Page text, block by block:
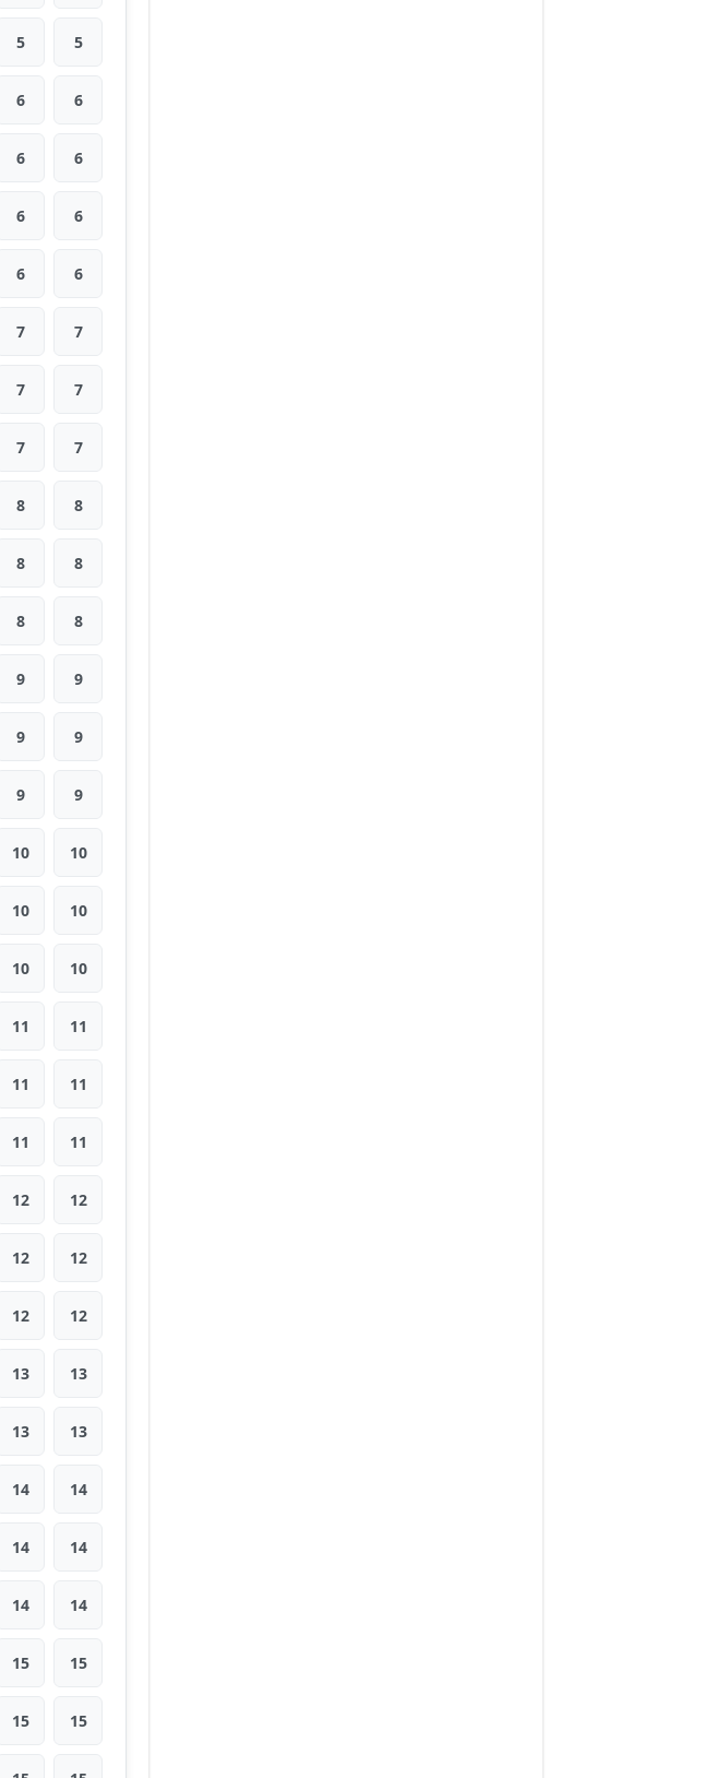
5 5
6 6
6 6
6 6
6 6
7 7
7 7
7 7
8 8
8 8
8 8
9 9
9 9
9 9
10 10
10 10
10 10
11 11
11 11
11 11
12 12
12 12
12 12
13 13
13 13
14 14
14 14
14 14
15 15
15 15